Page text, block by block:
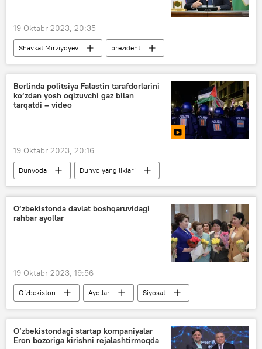
19 Oktabr 2023, 20:35
Shavkat Mirziyoyev
prezident
O‘zbekiston
Iqtisod
YaIM
o‘sish
Berlinda politsiya Falastin tarafdorlarini
ko‘zdan yosh oqizuvchi gaz bilan
tarqatdi – video
19 Oktabr 2023, 20:16
Dunyoda
Dunyo yangiliklari
Germaniya
Norozilik namoyishi
Falastin
O‘zbekistonda davlat boshqaruvidagi
rahbar ayollar
19 Oktabr 2023, 19:56
O‘zbekiston Ayollar Siyosat
O‘zbekistondagi startap kompaniyalar
Eron bozoriga kirishni rejalashtirmoqda